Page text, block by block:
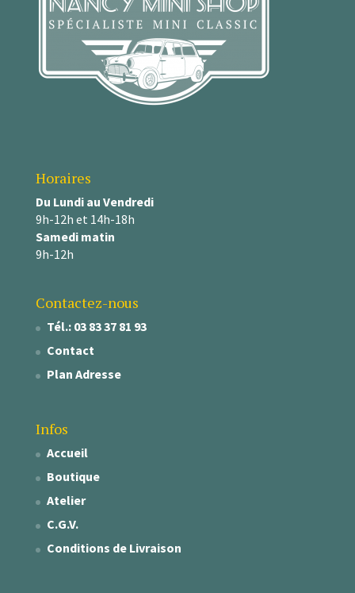
Horaires
Du Lundi au Vendredi
9h-12h et 14h-18h
Samedi matin
9h-12h
Contactez-nous
Tél.: 03 83 37 81 93
Contact
Plan Adresse
Infos
Accueil
Boutique
Atelier
C.G.V.
Conditions de Livraison